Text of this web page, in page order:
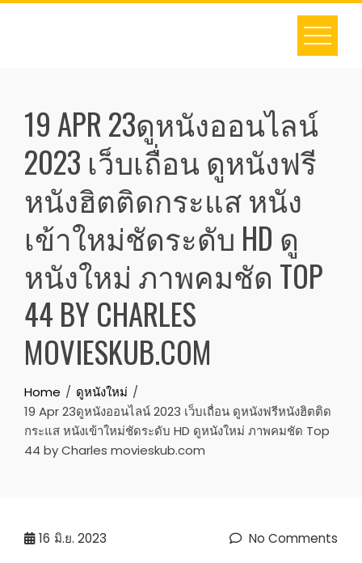
Skip
19 APR 23ดูหนังออนไลน์
2023 เว็บเถื่อน ดูหนังฟรี
หนังฮิตติดกระแส หนัง
เข้าใหม่ชัดระดับ HD ดู
หนังใหม่ ภาพคมชัด TOP
44 BY CHARLES
MOVIESKUB.COM
Home
ดูหนังใหม่
19 Apr 23ดูหนังออนไลน์ 2023 เว็บเถื่อน ดูหนังฟรีหนังฮิตติด
กระแส หนังเข้าใหม่ชัดระดับ HD ดูหนังใหม่ ภาพคมชัด Top
44 by Charles movieskub.com
16 มิ.ย. 2023 No Comments